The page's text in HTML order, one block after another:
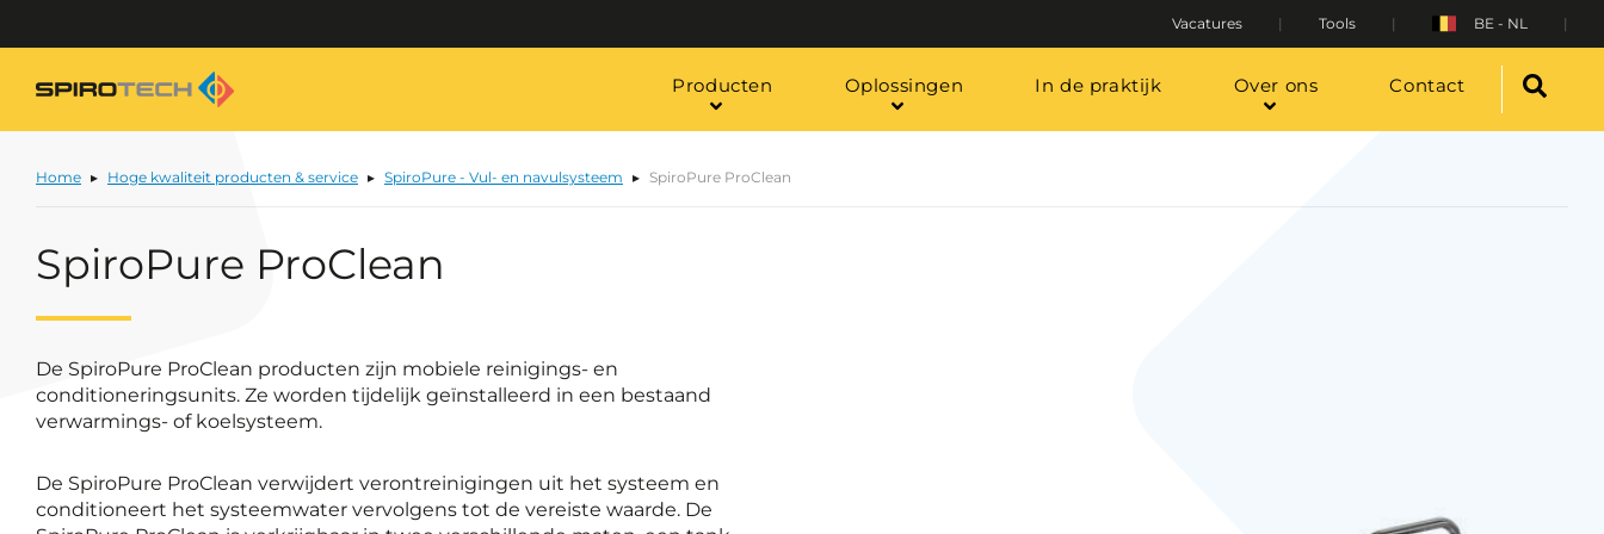
Vacatures Tools BE - NL
Producten Oplossingen In de praktijk Over ons Contact
Home Hoge kwaliteit producten & service SpiroPure - Vul- en navulsysteem SpiroPure ProClean
SpiroPure ProClean
De SpiroPure ProClean producten zijn mobiele reinigings- en
conditioneringsunits. Ze worden tijdelijk geïnstalleerd in een bestaand
verwarmings- of koelsysteem.
De SpiroPure ProClean verwijdert verontreinigingen uit het systeem en
conditioneert het systeemwater vervolgens tot de vereiste waarde. De